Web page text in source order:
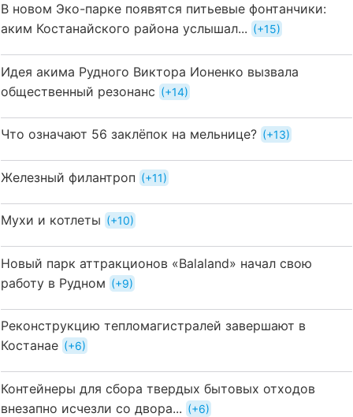
В новом Эко-парке появятся питьевые фонтанчики:
аким Костанайского района услышал...
+15
Идея акима Рудного Виктора Ионенко вызвала
общественный резонанс
+14
Что означают 56 заклёпок на мельнице? +13
Железный филантроп +11
Мухи и котлеты +10
Новый парк аттракционов «Balaland» начал свою
работу в Рудном
+9
Реконструкцию тепломагистралей завершают в
Костанае
+6
Контейнеры для сбора твердых бытовых отходов
внезапно исчезли со двора...
+6